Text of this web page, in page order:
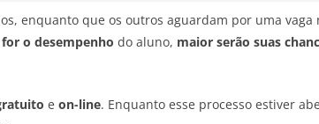
enquanto que os outros aguardam por uma vaga
o desempenho do aluno, maior serão suas
e on-line. Enquanto esse processo estiver